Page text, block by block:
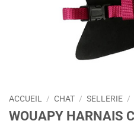
ACCUEIL / CHAT / SELLERIE /
WOUAPY HARNAIS